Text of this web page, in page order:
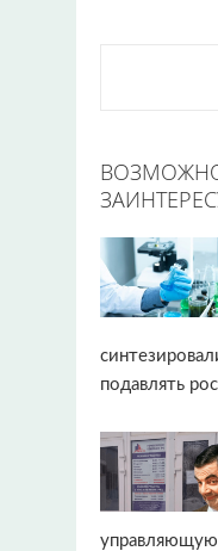
подавлять